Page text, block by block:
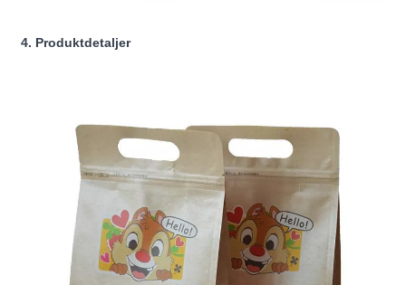
4. Produktdetaljer